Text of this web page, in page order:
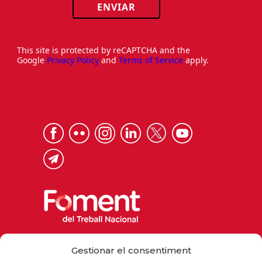
Gestionar el consentiment
ENVIAR
This site is protected by reCAPTCHA and the
Google Privacy Policy and Terms of Service apply.